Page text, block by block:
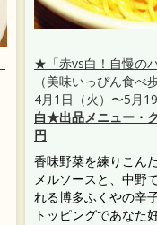
★「赤vs白！自慢の
（美味いっぴん食べ
4月1日（火）〜5月19
白★出品メニュー・
円
香味野菜を練りこん
メルソースと、中野
れる博多ふくやの辛
トッピングであなた